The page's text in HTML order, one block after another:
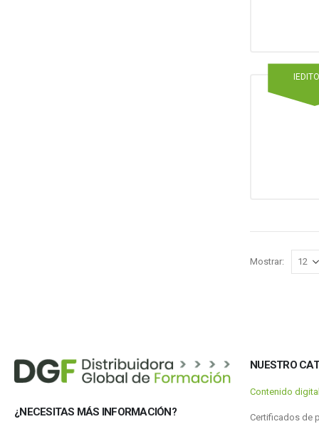
Mostrar:
¿NECESITAS MÁS INFORMACIÓN?
NUESTRO
Contenido
Certificados de